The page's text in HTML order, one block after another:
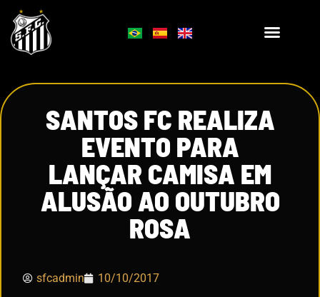
SANTOS FC REALIZA
EVENTO PARA
LANÇAR CAMISA EM
ALUSÃO AO OUTUBRO
ROSA
sfcadmin 10/10/2017